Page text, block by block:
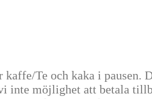
Te och kaka i pausen.
inte möjlighet att betala